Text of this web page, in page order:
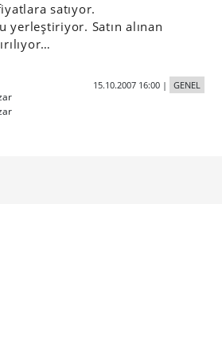
satıyor.
yerleştiriyor. Satın alınan
15.10.2007 16:00| GENEL